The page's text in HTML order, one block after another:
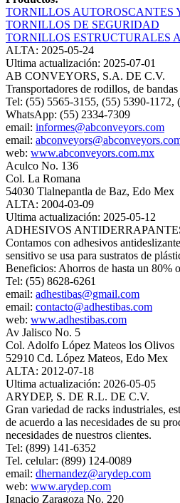
TORNILLOS AUTOROSCANTES
TORNILLOS DE SEGURIDAD
TORNILLOS ESTRUCTURALES
ALTA: 2025-05-24
Ultima actualización: 2025-07-01
AB CONVEYORS, S.A. DE C.V.
Transportadores de rodillos, de
Tel: (55) 5565-3155, (55) 5390-1172,
WhatsApp: (55) 2334-7309
email: informes@abconveyors.com
email:
web: www.abconveyors.com.mx
Aculco No. 136
Col. La Romana
54030 Tlalnepantla de Baz, Edo Mex
ALTA: 2004-03-09
Ultima actualización: 2025-05-12
ADHESIVOS
Contamos con adhesivos
sensitivo se usa para sustratos de
Beneficios: Ahorros de hasta un 80%
Tel: (55) 8628-6261
email: adhestibas@gmail.com
email: contacto@adhestibas.com
web: www.adhestibas.com
Av Jalisco No. 5
Col. Adolfo López Mateos los Olivos
52910 Cd. López Mateos, Edo Mex
ALTA: 2012-07-18
Ultima actualización: 2026-05-05
ARYDEP, S. DE R.L. DE C.V.
Gran variedad de racks industriales,
de acuerdo a las necesidades de su
necesidades de nuestros clientes.
Tel: (899) 141-6352
Tel. celular: (899) 124-0089
email: dhernandez@arydep.com
web: www.arydep.com
Ignacio Zaragoza No. 220